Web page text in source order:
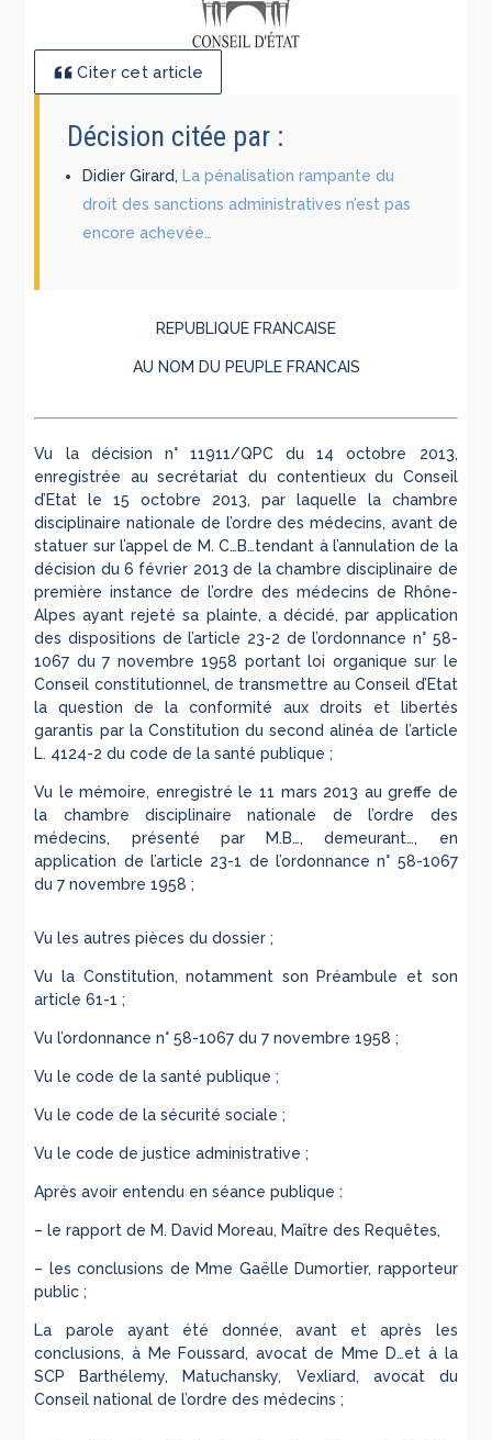
Citer cet article
Décision citée par :
Didier Girard, La pénalisation rampante du
droit des sanctions administratives n’est pas
encore achevée…
REPUBLIQUE FRANCAISE
AU NOM DU PEUPLE FRANCAIS
Vu la décision n° 11911/QPC du 14 octobre 2013,
enregistrée au secrétariat du contentieux du Conseil
d’Etat le 15 octobre 2013, par laquelle la chambre
disciplinaire nationale de l’ordre des médecins, avant de
statuer sur l’appel de M. C…B…tendant à l’annulation de la
décision du 6 février 2013 de la chambre disciplinaire de
première instance de l’ordre des médecins de Rhône-
Alpes ayant rejeté sa plainte, a décidé, par application
des dispositions de l’article 23-2 de l’ordonnance n° 58-
1067 du 7 novembre 1958 portant loi organique sur le
Conseil constitutionnel, de transmettre au Conseil d’Etat
la question de la conformité aux droits et libertés
garantis par la Constitution du second alinéa de l’article
L. 4124-2 du code de la santé publique ;
Vu le mémoire, enregistré le 11 mars 2013 au greffe de
la chambre disciplinaire nationale de l’ordre des
médecins, présenté par M.B…, demeurant…, en
application de l’article 23-1 de l’ordonnance n° 58-1067
du 7 novembre 1958 ;
Vu les autres pièces du dossier ;
Vu la Constitution, notamment son Préambule et son
article 61-1 ;
Vu l’ordonnance n° 58-1067 du 7 novembre 1958 ;
Vu le code de la santé publique ;
Vu le code de la sécurité sociale ;
Vu le code de justice administrative ;
Après avoir entendu en séance publique :
– le rapport de M. David Moreau, Maître des Requêtes,
– les conclusions de Mme Gaëlle Dumortier, rapporteur
public ;
La parole ayant été donnée, avant et après les
conclusions, à Me Foussard, avocat de Mme D…et à la
SCP Barthélemy, Matuchansky, Vexliard, avocat du
Conseil national de l’ordre des médecins ;